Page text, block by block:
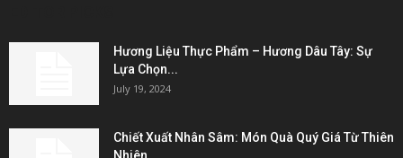
Hương Liệu Thực Phẩm – Hương Dâu Tây: Sự
Lựa Chọn...
July 19, 2024
Chiết Xuất Nhân Sâm: Món Quà Quý Giá Từ Thiên